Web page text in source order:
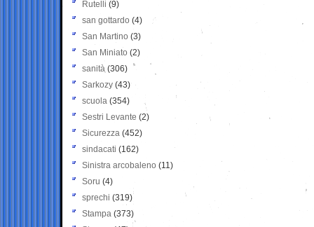
Rutelli (9)
san gottardo (4)
San Martino (3)
San Miniato (2)
sanità (306)
Sarkozy (43)
scuola (354)
Sestri Levante (2)
Sicurezza (452)
sindacati (162)
Sinistra arcobaleno (11)
Soru (4)
sprechi (319)
Stampa (373)